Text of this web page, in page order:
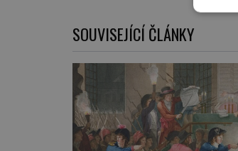
SOUVISEJÍCÍ ČLÁNKY